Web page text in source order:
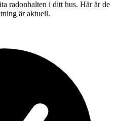
radonhalten i ditt hus. Här är de
är aktuell.